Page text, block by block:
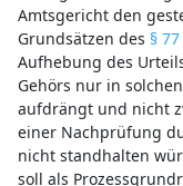
Amtsgericht den
Grundsätzen des §
Aufhebung des
Gehörs nur in
aufdrängt und nicht
einer Nachprüfung
nicht standhalten
soll als